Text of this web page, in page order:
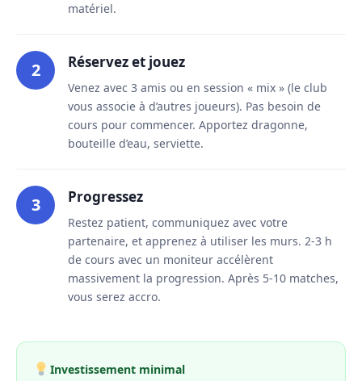
matériel.
2 Réservez et jouez
Venez avec 3 amis ou en session « mix » (le club
vous associe à d’autres joueurs). Pas besoin de
cours pour commencer. Apportez dragonne,
bouteille d’eau, serviette.
3 Progressez
Restez patient, communiquez avec votre
partenaire, et apprenez à utiliser les murs. 2-3 h
de cours avec un moniteur accélèrent
massivement la progression. Après 5-10 matches,
vous serez accro.
Investissement minimal